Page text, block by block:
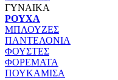
ΓΥΝΑΙΚΑ
ΡΟΥΧΑ
ΜΠΛΟΥΖΕΣ
ΠΑΝΤΕΛΟΝΙΑ
ΦΟΥΣΤΕΣ
ΦΟΡΕΜΑΤΑ
ΠΟΥΚΑΜΙΣΑ